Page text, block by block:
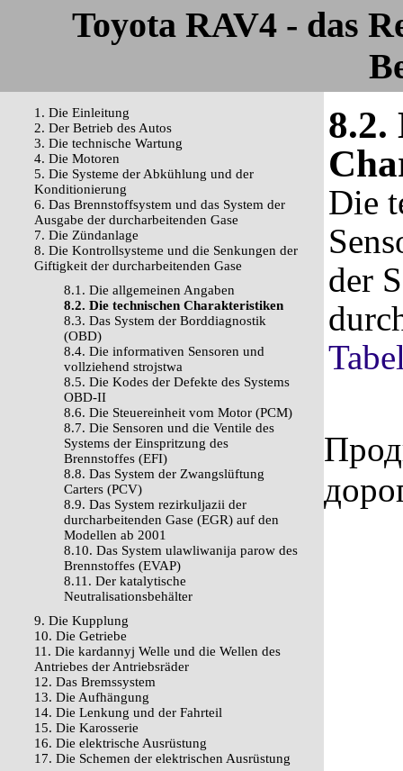
Toyota RAV4 - das
1. Die Einleitung
2. Der Betrieb des Autos
3. Die technische Wartung
4. Die Motoren
5. Die Systeme der Abkühlung und der
Konditionierung
6. Das Brennstoffsystem und das System der
Ausgabe der durcharbeitenden Gase
7. Die Zündanlage
8. Die Kontrollsysteme und die Senkungen der
Giftigkeit der durcharbeitenden Gase
8.1. Die allgemeinen Angaben
8.2. Die technischen Charakteristiken
8.3. Das System der Borddiagnostik
(OBD)
8.4. Die informativen Sensoren und
vollziehend strojstwa
8.5. Die Kodes der Defekte des Systems
OBD-II
8.6. Die Steuereinheit vom Motor (PCM)
8.7. Die Sensoren und die Ventile des
Systems der Einspritzung des
Brennstoffes (EFI)
8.8. Das System der Zwangslüftung
Carters (PCV)
8.9. Das System rezirkuljazii der
durcharbeitenden Gase (EGR) auf den
Modellen ab 2001
8.10. Das System ulawliwanija parow des
Brennstoffes (EVAP)
8.11. Der katalytische
Neutralisationsbehälter
9. Die Kupplung
10. Die Getriebe
11. Die kardannyj Welle und die Wellen des
Antriebes der Antriebsräder
12. Das Bremssystem
13. Die Aufhängung
14. Die Lenkung und der Fahrteil
15. Die Karosserie
16. Die elektrische Ausrüstung
17. Die Schemen der elektrischen Ausrüstung
8.2.
Die
der